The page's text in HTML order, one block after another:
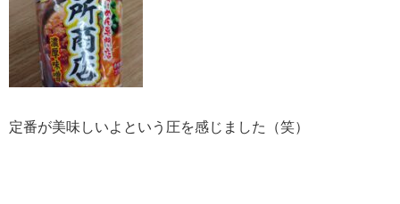
定番が美味しいよという圧を感じました（笑）